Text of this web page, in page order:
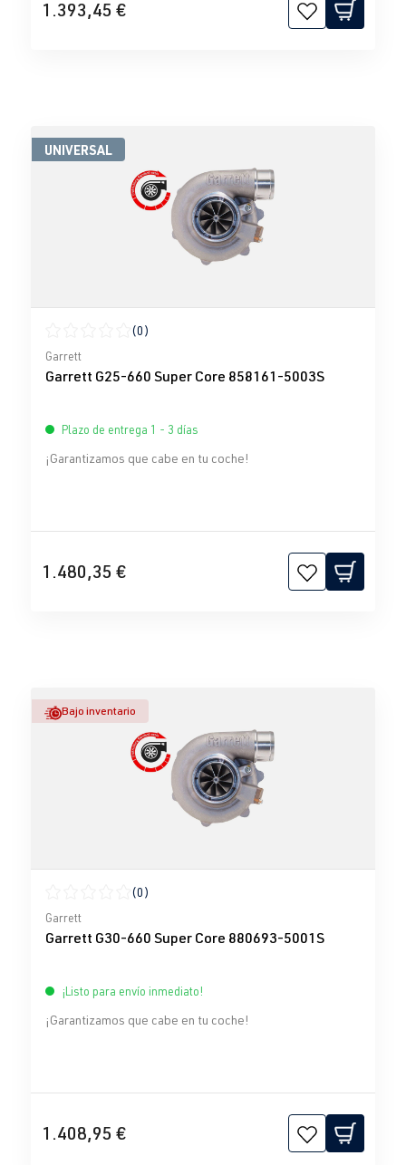
1.393,45 €
UNIVERSAL
Calificación promedio de 0 de 5 estrellas
(0)
Garrett
Garrett G25-660 Super Core 858161-5003S
Plazo de entrega 1 - 3 días
¡Garantizamos que cabe en tu coche!
1.480,35 €
Bajo inventario
Calificación promedio de 0 de 5 estrellas
(0)
Garrett
Garrett G30-660 Super Core 880693-5001S
¡Listo para envío inmediato!
¡Garantizamos que cabe en tu coche!
1.408,95 €